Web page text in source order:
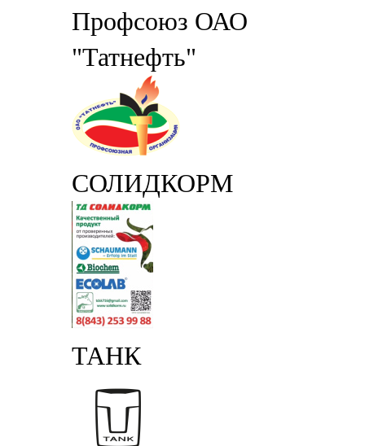
Профсоюз ОАО
"Татнефть"
СОЛИДКОРМ
ТАНК